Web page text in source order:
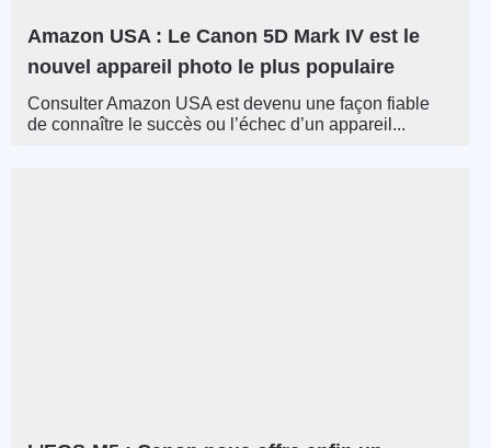
Amazon USA : Le Canon 5D Mark IV est le
nouvel appareil photo le plus populaire
Consulter Amazon USA est devenu une façon fiable
de connaître le succès ou l’échec d’un appareil...